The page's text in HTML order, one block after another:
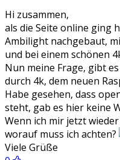
Hi zusammen,
als die Seite online ging
Ambilight nachgebaut,
und bei einem schönen
Nun meine Frage, gibt
durch 4k, dem neuen
Habe gesehen, dass
steht, gab es hier keine
Wenn ich mir jetzt
worauf muss ich achten?
Viele Grüße